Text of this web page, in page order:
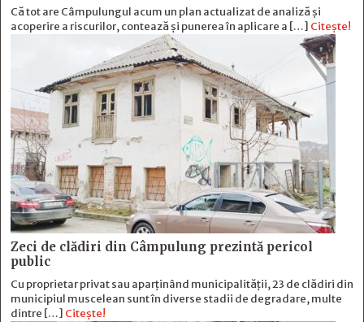
Că tot are Câmpulungul acum un plan actualizat de analiză și
acoperire a riscurilor, contează și punerea în aplicare a […] Citește!
Zeci de clădiri din Câmpulung prezintă pericol
public
Cu proprietar privat sau aparținând municipalității, 23 de clădiri din
municipiul muscelean sunt în diverse stadii de degradare, multe
dintre […] Citește!